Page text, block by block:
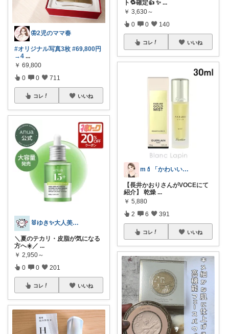
🦋2児のママ春
#オリジナル写真3枚 #69,800円
→4 ...
￥ 69,800
0 0 711
コレ いいね
🐰ゆき✨大人美容ROOM🐰
＼夏のテカリ・皮脂が気になる
方へ☀️／ ...
￥ 2,950～
0 0 201
コレ いいね
ト🔁確定👍 ✨ ...
￥ 3,630～
0 0 140
コレ いいね
m💄「かわいい」は、作れる。
【長井かおりさんがVOCEにて
紹介】 乾燥 ...
￥ 5,880
2 6 391
コレ いいね